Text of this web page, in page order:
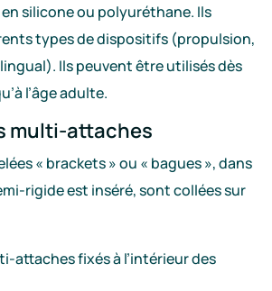
silicone ou polyuréthane. Ils
types de dispositifs (propulsion,
Ils peuvent être utilisés dès
l’âge adulte.
multi-attaches
« brackets » ou « bagues », dans
rigide est inséré, sont collées sur
attaches fixés à l’intérieur des